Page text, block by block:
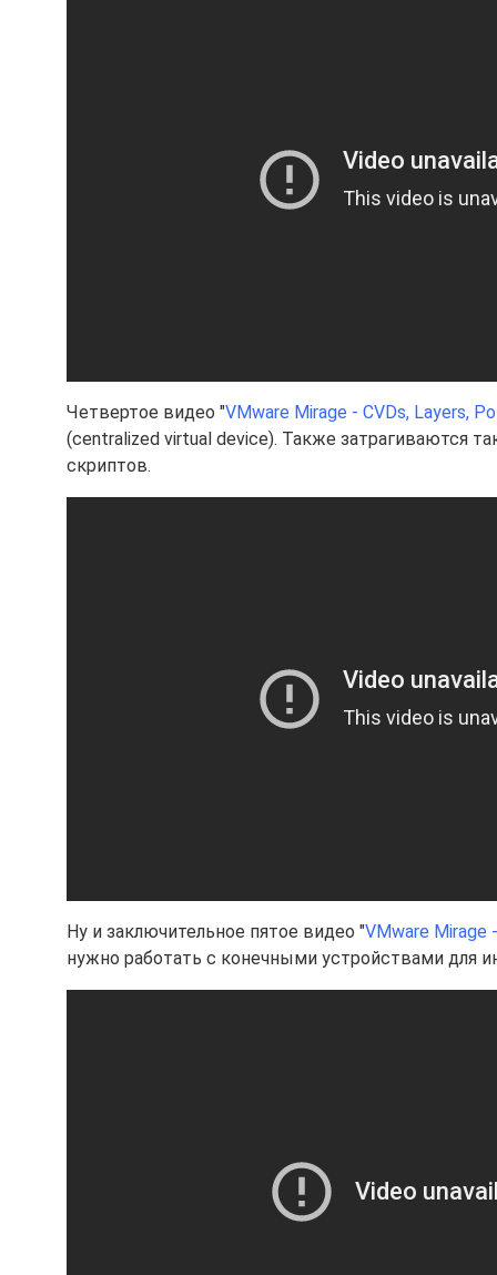
Четвертое видео "VMware Mirage - CVDs, Layers,
(centralized virtual device). Также затрагиваются
скриптов.
Ну и заключительное пятое видео "VMware Mirage
нужно работать с конечными устройствами для